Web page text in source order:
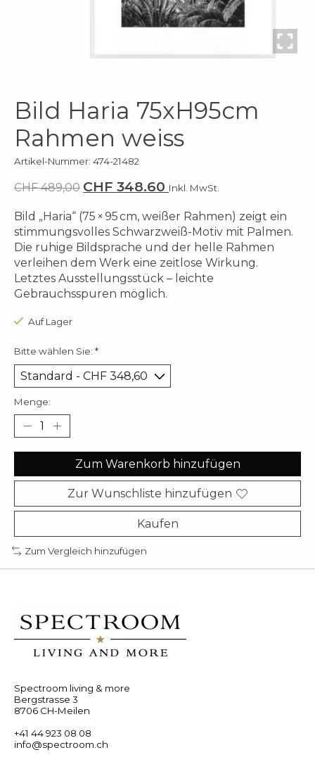
Bild Haria 75xH95cm
Rahmen weiss
Artikel-Nummer: 474-21482
CHF 489,00 CHF 348.60 Inkl. MwSt.
Bild „Haria“ (75 × 95 cm, weißer Rahmen) zeigt ein
stimmungsvolles Schwarzweiß-Motiv mit Palmen.
Die ruhige Bildsprache und der helle Rahmen
verleihen dem Werk eine zeitlose Wirkung.
Letztes Ausstellungsstück – leichte
Gebrauchsspuren möglich.
Auf Lager
Bitte wählen Sie: *
Menge:
Zum Warenkorb hinzufügen
Zur Wunschliste hinzufügen
Kaufen
Zum Vergleich hinzufügen
Spectroom living & more
Bergstrasse 3
8706 CH-Meilen
+41 44 923 08 08
info@spectroom.ch